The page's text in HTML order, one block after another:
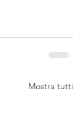
Mostra tutti